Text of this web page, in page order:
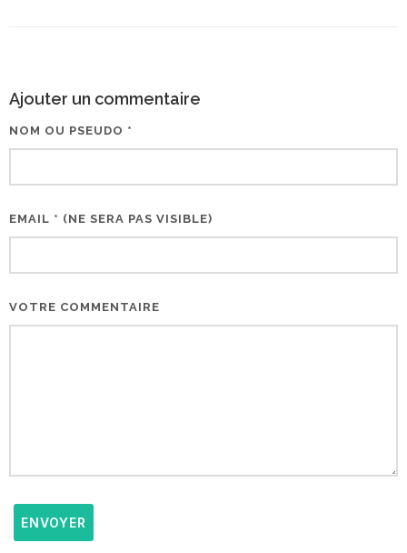
Ajouter un commentaire
NOM OU PSEUDO *
EMAIL * (NE SERA PAS VISIBLE)
VOTRE COMMENTAIRE
ENVOYER